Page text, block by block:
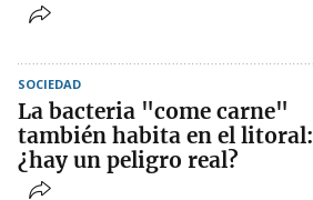
SOCIEDAD
La bacteria "come carne"
también habita en el litoral:
¿hay un peligro real?